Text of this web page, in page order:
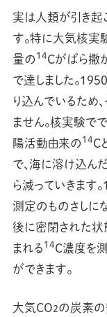
実は人類が引き起
す。特に大気核
量の14Cがばら撒
で達しました。
り込んでいるため
ません。核実験で
陽活動由来の14C
で、海に溶け込ん
ら減っていきます
測定のものさしに
後に密閉された状
まれる14C濃度を
ができます。
大気CO2の炭素の